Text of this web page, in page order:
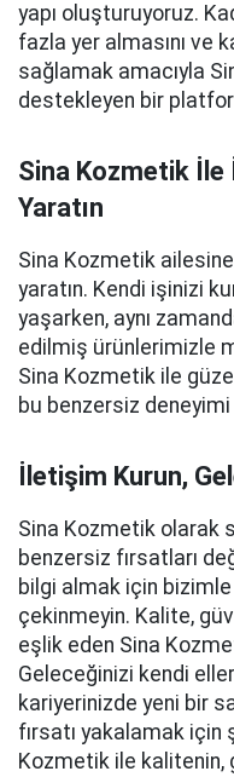
yapı oluşturuyoruz.
fazla yer almasını ve
sağlamak amacıyla
destekleyen bir
Sina Kozmetik İle
Yaratın
Sina Kozmetik
yaratın. Kendi işinizi
yaşarken, aynı
edilmiş ürünlerimizle
Sina Kozmetik ile
bu benzersiz deneyimi
İletişim Kurun,
Sina Kozmetik olarak
benzersiz fırsatları
bilgi almak için
çekinmeyin. Kalite,
eşlik eden Sina
Geleceğinizi kendi
kariyerinizde yeni bir
fırsatı yakalamak
Kozmetik ile kalitenin,